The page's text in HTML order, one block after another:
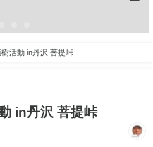
活動 in丹沢 菩提峠
in丹沢 菩提峠